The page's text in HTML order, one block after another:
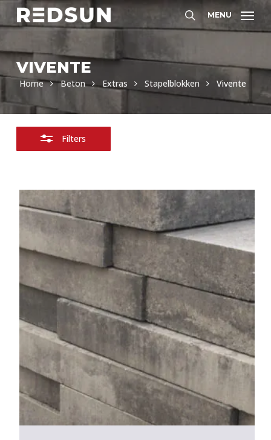
Skip
to
content
Zoeken
MENU
VIVENTE
Home Beton Extras Stapelblokken Vivente
Filters
Filters
sluiten